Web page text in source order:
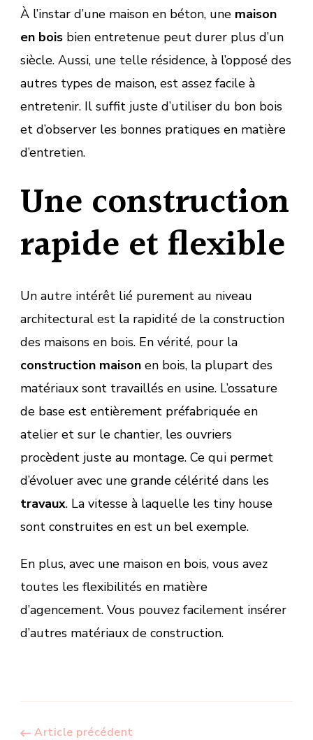
À l’instar d’une maison en béton, une maison
en bois bien entretenue peut durer plus d’un
siècle. Aussi, une telle résidence, à l’opposé des
autres types de maison, est assez facile à
entretenir. Il suffit juste d’utiliser du bon bois
et d’observer les bonnes pratiques en matière
d’entretien.
Une construction
rapide et flexible
Un autre intérêt lié purement au niveau
architectural est la rapidité de la construction
des maisons en bois. En vérité, pour la
construction maison en bois, la plupart des
matériaux sont travaillés en usine. L’ossature
de base est entièrement préfabriquée en
atelier et sur le chantier, les ouvriers
procèdent juste au montage. Ce qui permet
d’évoluer avec une grande célérité dans les
travaux. La vitesse à laquelle les tiny house
sont construites en est un bel exemple.
En plus, avec une maison en bois, vous avez
toutes les flexibilités en matière
d’agencement. Vous pouvez facilement insérer
d’autres matériaux de construction.
Article précédent